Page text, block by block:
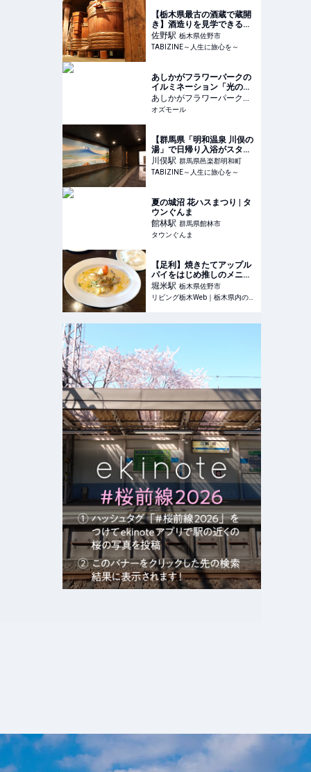
【栃木県最古の酒蔵で蔵開
き】酒造りを見学できる！
当日限定しぼりたてや日本
酒の試飲も｜栃木県佐野市 |
TABIZINE～人生に旅心を
佐野駅 栃木県佐野市
TABIZINE～人生に旅心を～
あしかがフラワーパークの
イルミネーション「光の花
の庭～Flower
Fantasy2025-26」。今年は
あしかがフラワーパーク駅
栃木県足利市
オズモール
【群馬県「明和温泉 川俣の
湯」で日帰り入浴がスター
ト】HOTEL R9 Premium
川俣駅前に併設の天然温泉 |
TABIZINE～人生に旅心を
川俣駅 群馬県邑楽郡明和町
TABIZINE～人生に旅心を～
夏の城沼 花ハスまつり | タ
ウンぐんま
館林駅 群馬県館林市
タウンぐんま
【足利】焼きたてアップル
パイをはじめ推しのメニュ
ーばかり「CafeBrasserie
古今東西」
堀米駅 栃木県佐野市
リビング栃木Web｜栃木県内の最新グルメ・おでかけ情報を毎日配信！